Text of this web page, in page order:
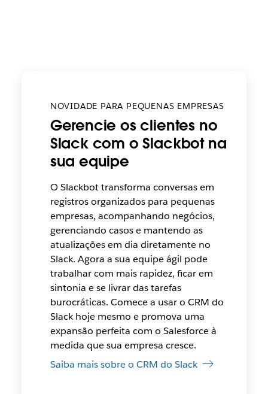
NOVIDADE PARA PEQUENAS EMPRESAS
Gerencie os clientes no
Slack com o Slackbot na
sua equipe
O Slackbot transforma conversas em
registros organizados para pequenas
empresas, acompanhando negócios,
gerenciando casos e mantendo as
atualizações em dia diretamente no
Slack. Agora a sua equipe ágil pode
trabalhar com mais rapidez, ficar em
sintonia e se livrar das tarefas
burocráticas. Comece a usar o CRM do
Slack hoje mesmo e promova uma
expansão perfeita com o Salesforce à
medida que sua empresa cresce.
Saiba mais sobre o CRM do Slack